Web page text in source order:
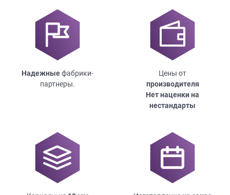
Надежныефабрики-
партнеры.
Цены от
производителя
Нет наценки на
нестандарты